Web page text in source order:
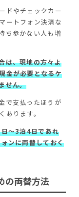
ドやチェックカー
ートフォン決済な
ち歩かない人も増
は、現地の方々よ
金が必要となるケ
せん。
で支払ったほうが
ります。
～3泊4日であれ
ンに両替しておく
の両替方法